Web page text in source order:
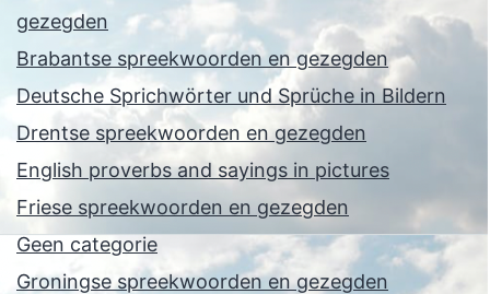
gezegden
Brabantse spreekwoorden en gezegden
Deutsche Sprichwörter und Sprüche in Bildern
Drentse spreekwoorden en gezegden
English proverbs and sayings in pictures
Friese spreekwoorden en gezegden
Geen categorie
Groningse spreekwoorden en gezegden